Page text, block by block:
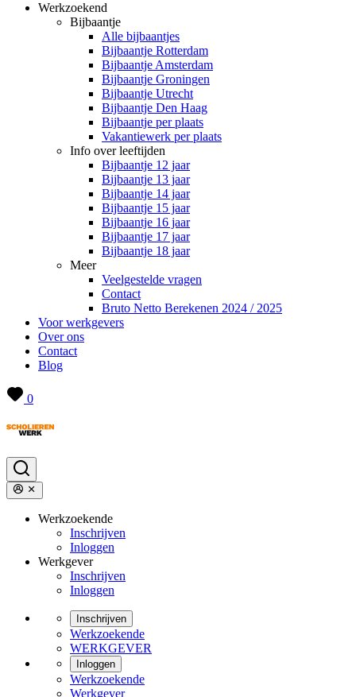
Werkzoekend
Bijbaantje
Alle bijbaantjes
Bijbaantje Rotterdam
Bijbaantje Amsterdam
Bijbaantje Groningen
Bijbaantje Utrecht
Bijbaantje Den Haag
Bijbaantje per plaats
Vakantiewerk per plaats
Info over leeftijden
Bijbaantje 12 jaar
Bijbaantje 13 jaar
Bijbaantje 14 jaar
Bijbaantje 15 jaar
Bijbaantje 16 jaar
Bijbaantje 17 jaar
Bijbaantje 18 jaar
Meer
Veelgestelde vragen
Contact
Bruto Netto Berekenen 2024 / 2025
Voor werkgevers
Over ons
Contact
Blog
0
Werkzoekende
Inschrijven
Inloggen
Werkgever
Inschrijven
Inloggen
Inschrijven
Werkzoekende
WERKGEVER
Inloggen
Werkzoekende
Werkgever